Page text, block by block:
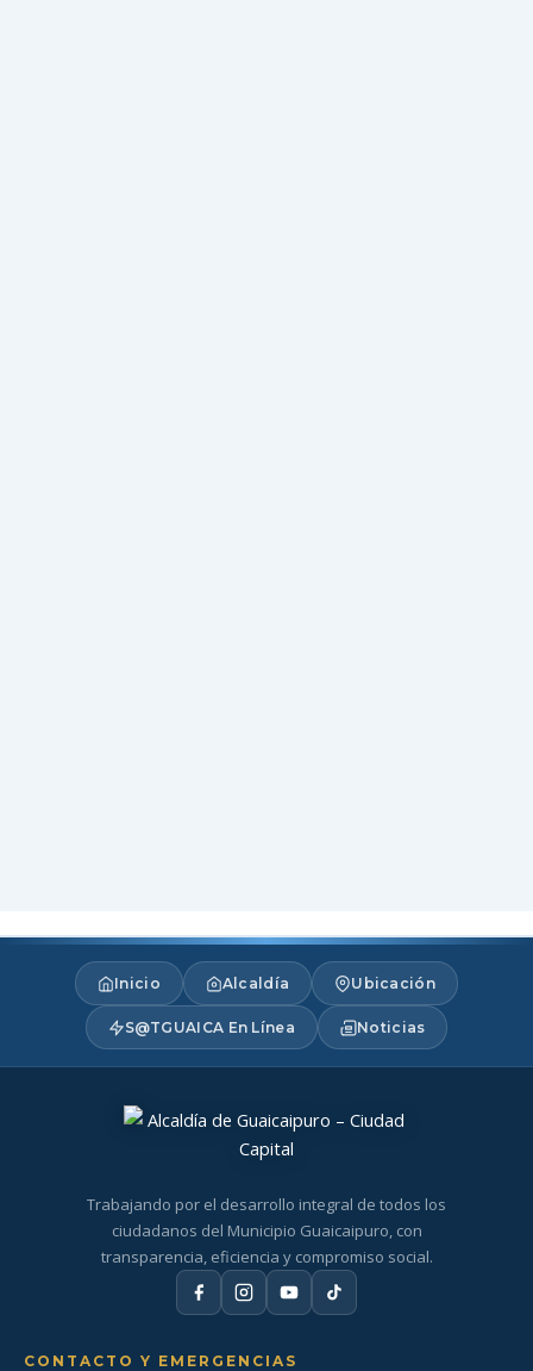
Inicio Alcaldía Ubicación
S@TGUAICA En Línea Noticias
Trabajando por el desarrollo integral de todos los
ciudadanos del Municipio Guaicaipuro, con
transparencia, eficiencia y compromiso social.
CONTACTO Y EMERGENCIAS